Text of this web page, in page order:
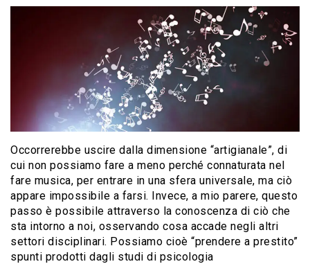
Occorrerebbe uscire dalla dimensione “artigianale”, di
cui non possiamo fare a meno perché connaturata nel
fare musica, per entrare in una sfera universale, ma ciò
appare impossibile a farsi. Invece, a mio parere, questo
passo è possibile attraverso la conoscenza di ciò che
sta intorno a noi, osservando cosa accade negli altri
settori disciplinari. Possiamo cioè “prendere a prestito”
spunti prodotti dagli studi di psicologia